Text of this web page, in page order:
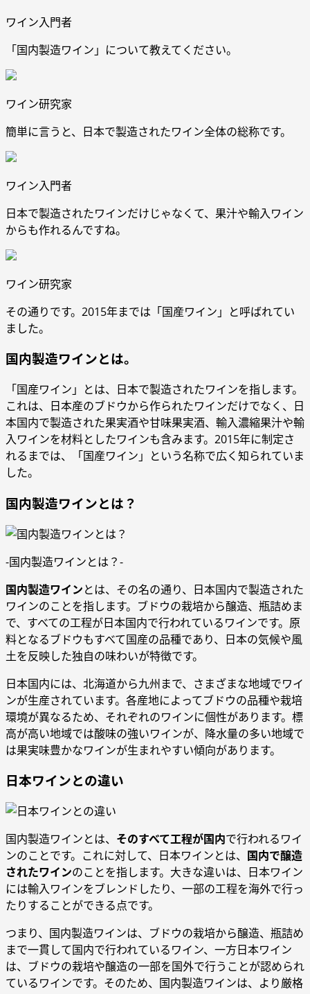
ワイン入門者
「国内製造ワイン」について教えてください。
ワイン研究家
簡単に言うと、日本で製造されたワイン全体の総称です。
ワイン入門者
日本で製造されたワインだけじゃなくて、果汁や輸入ワイン
からも作れるんですね。
ワイン研究家
その通りです。2015年までは「国産ワイン」と呼ばれてい
ました。
国内製造ワインとは。
「国産ワイン」とは、日本で製造されたワインを指します。
これは、日本産のブドウから作られたワインだけでなく、日
本国内で製造された果実酒や甘味果実酒、輸入濃縮果汁や輸
入ワインを材料としたワインも含みます。2015年に制定さ
れるまでは、「国産ワイン」という名称で広く知られていま
した。
国内製造ワインとは？
-国内製造ワインとは？-
国内製造ワインとは、その名の通り、日本国内で製造された
ワインのことを指します。ブドウの栽培から醸造、瓶詰めま
で、すべての工程が日本国内で行われているワインです。原
料となるブドウもすべて国産の品種であり、日本の気候や風
土を反映した独自の味わいが特徴です。
日本国内には、北海道から九州まで、さまざまな地域でワイ
ンが生産されています。各産地によってブドウの品種や栽培
環境が異なるため、それぞれのワインに個性があります。標
高が高い地域では酸味の強いワインが、降水量の多い地域で
は果実味豊かなワインが生まれやすい傾向があります。
日本ワインとの違い
国内製造ワインとは、 そのすべて工程が国内で行われるワイ
ンのことです。これに対して、日本ワインとは、 国内で醸造
されたワインのことを指します。大きな違いは、日本ワイン
には輸入ワインをブレンドしたり、一部の工程を海外で行っ
たりすることができる点です。
つまり、国内製造ワインは、ブドウの栽培から醸造、瓶詰め
まで一貫して国内で行われているワイン、一方日本ワイン
は、ブドウの栽培や醸造の一部を国外で行うことが認められ
ているワインです。そのため、国内製造ワインは、より厳格